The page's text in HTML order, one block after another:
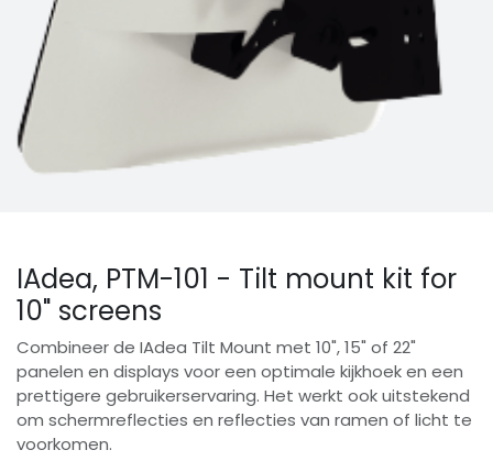
IAdea, PTM-101 - Tilt mount kit for
10" screens
Combineer de IAdea Tilt Mount met 10", 15" of 22"
panelen en displays voor een optimale kijkhoek en een
prettigere gebruikerservaring. Het werkt ook uitstekend
om schermreflecties en reflecties van ramen of licht te
voorkomen.